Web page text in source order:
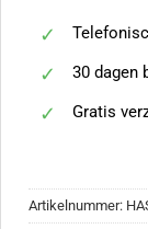
30 dagen
Gratis
Artikelnummer: